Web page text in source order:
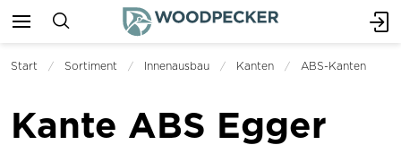
Start Sortiment Innenausbau Kanten ABS-Kanten
Kante ABS Egger